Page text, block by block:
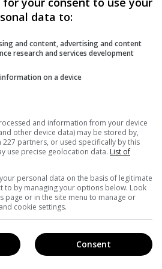
повідомити.
і ніжним.
походження, є найшвидшим
кунг-фу.
у рамках свого світового
data to:
and content, advertising and content
research and services development
on a device
and information from your device
other device data) may be stored by,
227 partners, or used specifically by this
use precise geolocation data. List of
personal data on the basis of legitimate
to by managing your options below. Look
page or in the site menu to manage or
cookie settings.
Consent